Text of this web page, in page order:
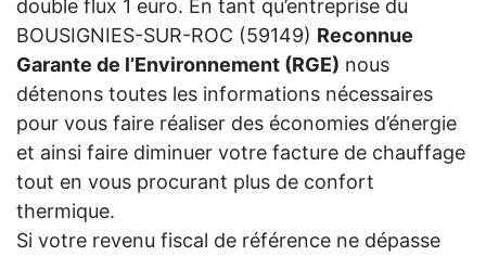
double flux 1 euro. En tant qu’entreprise du
BOUSIGNIES-SUR-ROC (59149) Reconnue
Garante de l’Environnement (RGE) nous
détenons toutes les informations nécessaires
pour vous faire réaliser des économies d’énergie
et ainsi faire diminuer votre facture de chauffage
tout en vous procurant plus de confort
thermique.
Si votre revenu fiscal de référence ne dépasse